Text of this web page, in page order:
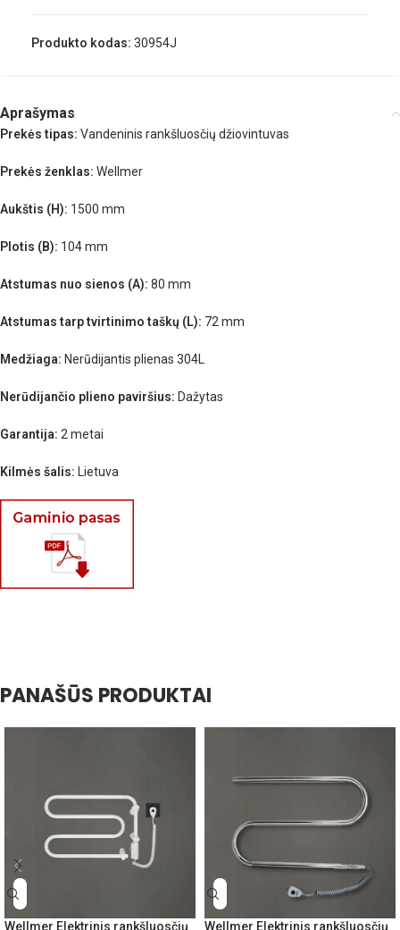
Produkto kodas: 30954J
Aprašymas
Prekės tipas: Vandeninis rankšluosčių džiovintuvas
Prekės ženklas: Wellmer
Aukštis (H): 1500 mm
Plotis (B): 104 mm
Atstumas nuo sienos (A): 80 mm
Atstumas tarp tvirtinimo taškų (L): 72 mm
Medžiaga: Nerūdijantis plienas 304L
Nerūdijančio plieno paviršius: Dažytas
Garantija: 2 metai
Kilmės šalis: Lietuva
PANAŠŪS PRODUKTAI
Wellmer Elektrinis rankšluosčių Wellmer Elektrinis rankšluosčių